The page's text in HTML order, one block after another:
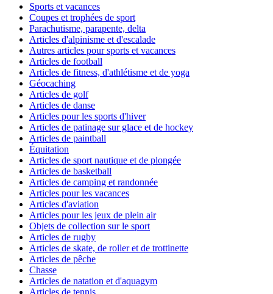
Sports et vacances
Coupes et trophées de sport
Parachutisme, parapente, delta
Articles d'alpinisme et d'escalade
Autres articles pour sports et vacances
Articles de football
Articles de fitness, d'athlétisme et de yoga
Géocaching
Articles de golf
Articles de danse
Articles pour les sports d'hiver
Articles de patinage sur glace et de hockey
Articles de paintball
Équitation
Articles de sport nautique et de plongée
Articles de basketball
Articles de camping et randonnée
Articles pour les vacances
Articles d'aviation
Articles pour les jeux de plein air
Objets de collection sur le sport
Articles de rugby
Articles de skate, de roller et de trottinette
Articles de pêche
Chasse
Articles de natation et d'aquagym
Articles de tennis